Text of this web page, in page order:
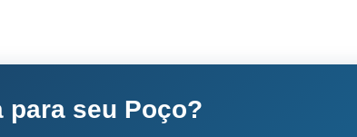
para seu Poço?